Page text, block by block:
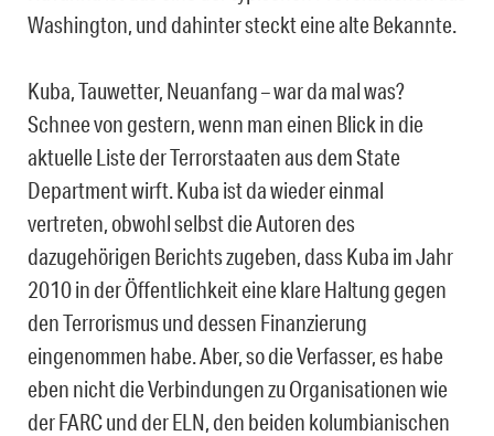
Washington, und dahinter steckt eine alte Bekannte.
Kuba, Tauwetter, Neuanfang – war da mal was?
Schnee von gestern, wenn man einen Blick in die
aktuelle Liste der Terrorstaaten aus dem State
Department wirft. Kuba ist da wieder einmal
vertreten, obwohl selbst die Autoren des
dazugehörigen Berichts zugeben, dass Kuba im Jahr
2010 in der Öffentlichkeit eine klare Haltung gegen
den Terrorismus und dessen Finanzierung
eingenommen habe. Aber, so die Verfasser, es habe
eben nicht die Verbindungen zu Organisationen wie
der FARC und der ELN, den beiden kolumbianischen